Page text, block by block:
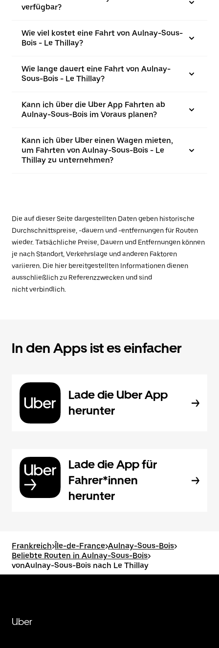
verfügbar?
Wie viel kostet eine Fahrt von Aulnay-Sous-
Bois - Le Thillay?
Wie lange dauert eine Fahrt von Aulnay-
Sous-Bois - Le Thillay?
Kann ich über die Uber App Fahrten ab
Aulnay-Sous-Bois im Voraus planen?
Kann ich über Uber einen Wagen mieten,
um Fahrten von Aulnay-Sous-Bois - Le
Thillay zu unternehmen?
Die auf dieser Seite dargestellten Daten geben historische
Durchschnittspreise, -dauern und -entfernungen für Routen
wieder. Tatsächliche Preise, Dauern und Entfernungen können
je nach Standort, Verkehrslage und anderen Faktoren
variieren. Die hier bereitgestellten Informationen dienen
ausschließlich zu Referenzzwecken und sind
nicht verbindlich.
In den Apps ist es einfacher
Lade die Uber App
herunter
Lade die App für
Fahrer*innen
herunter
Frankreich>Île-de-France>Aulnay-Sous-Bois>
Beliebte Routen in Aulnay-Sous-Bois>
vonAulnay-Sous-Bois nach Le Thillay
Uber